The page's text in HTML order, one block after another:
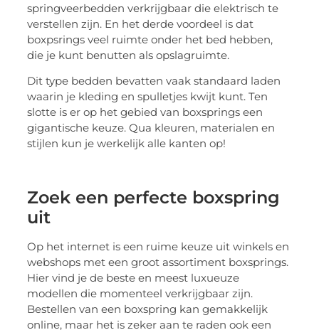
springveerbedden verkrijgbaar die elektrisch te
verstellen zijn. En het derde voordeel is dat
boxpsrings veel ruimte onder het bed hebben,
die je kunt benutten als opslagruimte.
Dit type bedden bevatten vaak standaard laden
waarin je kleding en spulletjes kwijt kunt. Ten
slotte is er op het gebied van boxsprings een
gigantische keuze. Qua kleuren, materialen en
stijlen kun je werkelijk alle kanten op!
Zoek een perfecte boxspring
uit
Op het internet is een ruime keuze uit winkels en
webshops met een groot assortiment boxsprings.
Hier vind je de beste en meest luxueuze
modellen die momenteel verkrijgbaar zijn.
Bestellen van een boxspring kan gemakkelijk
online, maar het is zeker aan te raden ook een